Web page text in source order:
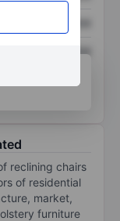
XXXXXXX
reclining chairs
of residential
market,
furniture